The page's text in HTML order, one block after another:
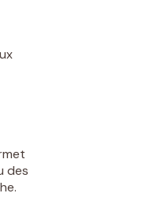
des